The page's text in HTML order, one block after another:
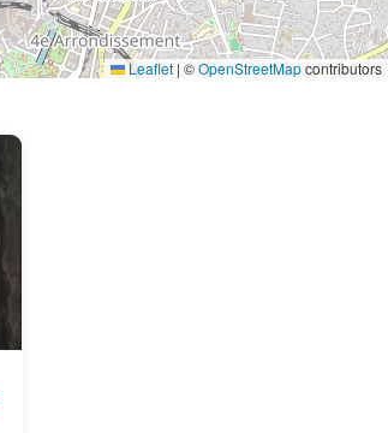
Leaflet | ©OpenStreetMapcontributors